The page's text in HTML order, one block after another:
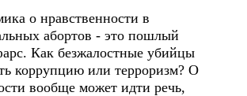
о нравственности в
абортов - это пошлый
Как безжалостные убийцы
коррупцию или терроризм? О
вообще может идти речь,